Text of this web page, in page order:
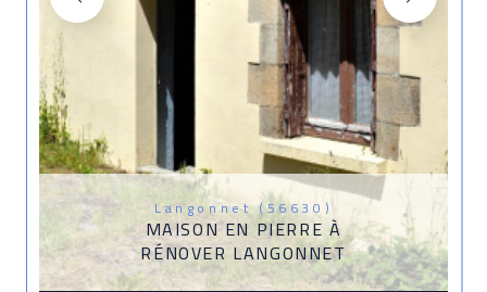
Langonnet (56630)
MAISON EN PIERRE À
RÉNOVER LANGONNET